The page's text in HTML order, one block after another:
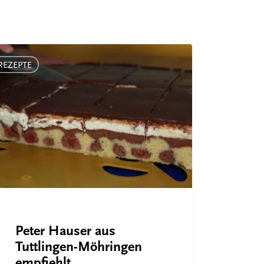
Peter Hauser aus
Tuttlingen-Möhringen